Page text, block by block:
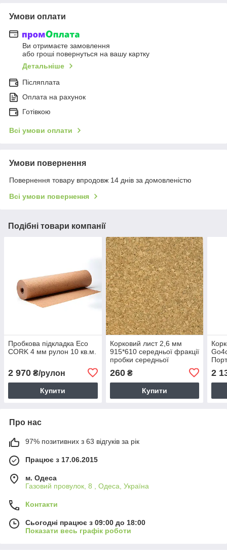
Умови оплати
Ви отримаєте замовлення
або гроші повернуться на вашу картку
Детальніше
Післяплата
Оплата на рахунок
Готівкою
Всі умови оплати
Умови повернення
Повернення товару впродовж 14 днів за домовленістю
Всі умови повернення
Подібні товари компанії
Пробкова підкладка Eco
CORK 4 мм рулон 10 кв.м.
2 970 ₴/рулон
Купити
Корковий лист 2,6 мм
915*610 середньої фракції
пробки середньої
260₴
Купити
2
Про нас
97% позитивних з 63 відгуків за рік
Працює з 17.06.2015
м. Одеса
Газовий провулок, 8 , Одеса, Україна
Контакти
Сьогодні працює з 09:00 до 18:00
Показати весь графік роботи